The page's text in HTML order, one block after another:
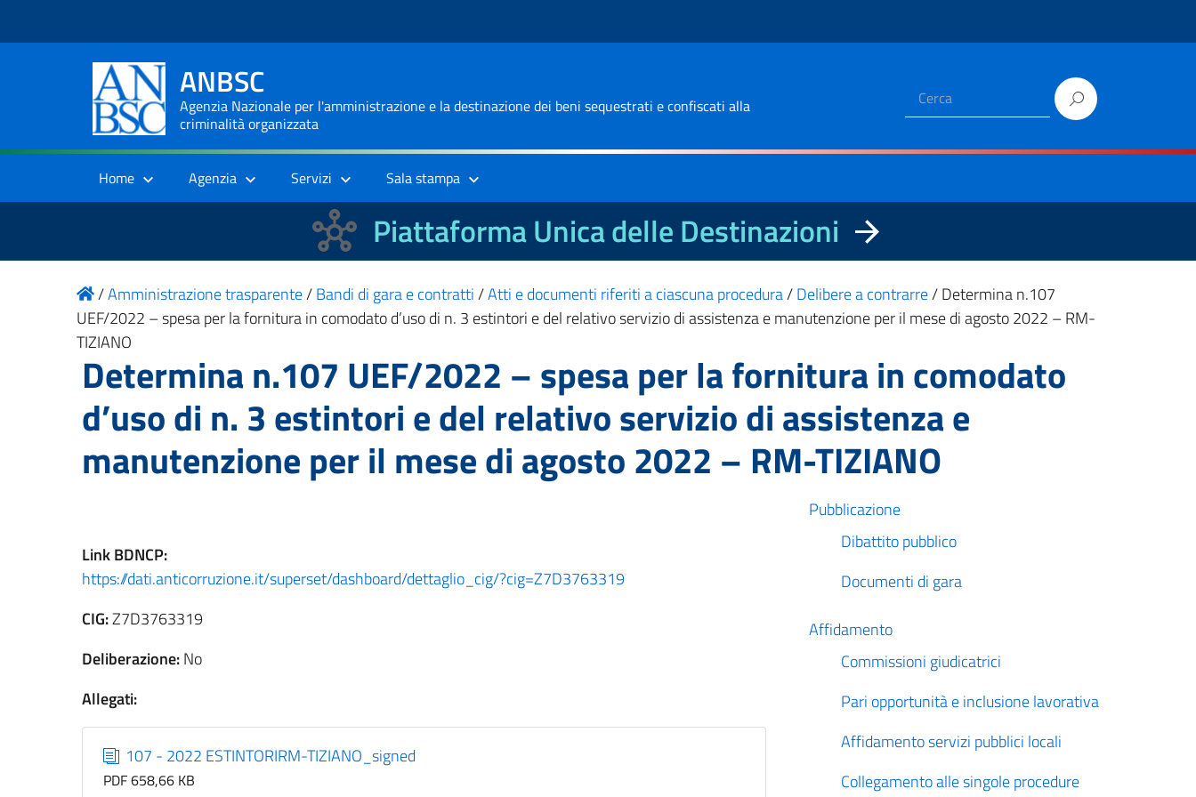
ANBSC
Agenzia Nazionale per l'amministrazione e la destinazione dei beni sequestrati e confiscati alla
criminalità organizzata
Home Agenzia Servizi Sala stampa
Piattaforma Unica delle Destinazioni
/Amministrazione trasparente/Bandi di gara e contratti/Atti e documenti riferiti a ciascuna procedura/Delibere a contrarre/Determina n.107
UEF/2022 – spesa per la fornitura in comodato d’uso di n. 3 estintori e del relativo servizio di assistenza e manutenzione per il mese di agosto 2022 – RM-
TIZIANO
Determina n.107 UEF/2022 – spesa per la fornitura in comodato
d’uso di n. 3 estintori e del relativo servizio di assistenza e
manutenzione per il mese di agosto 2022 – RM-TIZIANO
LinkBDNCP:
https://dati.anticorruzione.it/superset/dashboard/dettaglio_cig/?cig=Z7D3763319
CIG:Z7D3763319
Deliberazione:No
Allegati:
107 - 2022 ESTINTORIRM-TIZIANO_signed
PDF 658,66 KB
Pubblicazione
Dibattito pubblico
Documenti di gara
Affidamento
Commissioni giudicatrici
Pari opportunità e inclusione lavorativa
Affidamento servizi pubblici locali
Collegamento alle singole procedure